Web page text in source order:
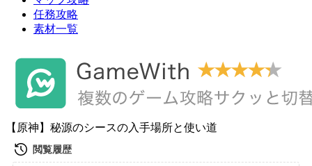
任務攻略
素材一覧
【原神】秘源のシースの入手場所と使い道